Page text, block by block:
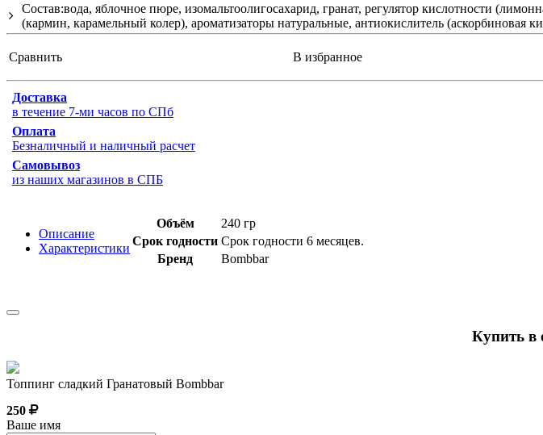
Состав:вода, яблочное пюре, изомальтоолигосахарид, гранат, регулятор кислотности
(кармин, карамельный колер), ароматизаторы натуральные, антиокислитель (аскорбиновая
Сравнить В избранное
Доставка
в течение 7-ми часов по СПб
Оплата
Безналичный и наличный расчет
Самовывоз
из наших магазинов в СПБ
Описание
Характеристики
Объём
240 гр
Срок годности Срок годности 6 месяцев.
Бренд
Bombbar
Купить в
Топпинг сладкий Гранатовый Bombbar
250
Ваше имя